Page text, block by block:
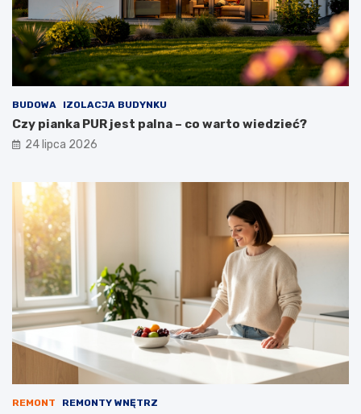
BUDOWA IZOLACJA BUDYNKU
Czy pianka PUR jest palna – co warto wiedzieć?
24 lipca 2026
REMONT REMONTY WNĘTRZ